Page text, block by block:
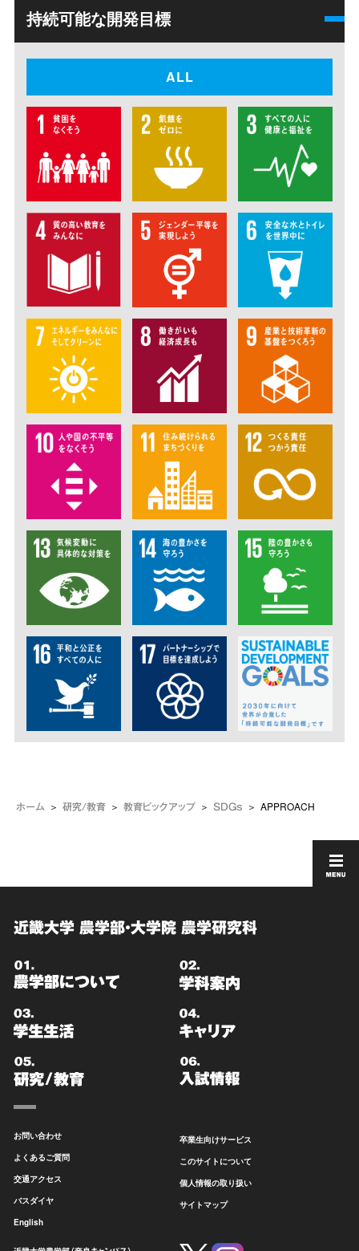
ホーム 研究/教育 教育ピックアップ SDGs APPROACH
持続可能な開発目標
ALL
近畿大学 農学部・大学院 農学研究科
お問い合わせ
よくあるご質問
交通アクセス
バスダイヤ
English
卒業生向けサービス
このサイトについて
個人情報の取り扱い
サイトマップ